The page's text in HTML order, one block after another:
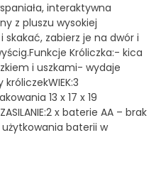
interaktywna
z pluszu wysokiej
zabierz je na dwór i
Króliczka:- kica
i uszkami- wydaje
króliczekWIEK:3
13 x 17 x 19
x baterie AA – brak
baterii w